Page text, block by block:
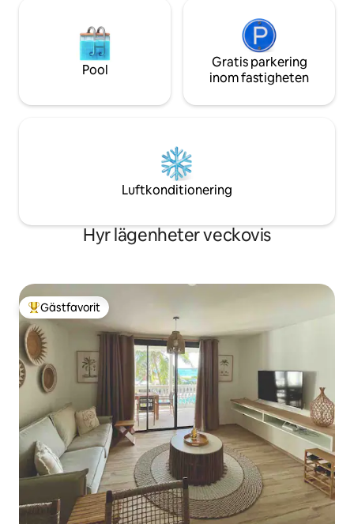
Pool
Gratis parkering
inom fastigheten
Luftkonditionering
Hyr lägenheter veckovis
Populär gästfavorit
Gästfavorit